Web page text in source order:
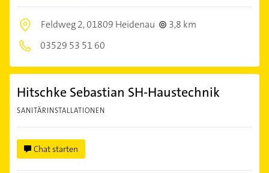
Feldweg 2,01809 Heidenau
3,8 km
03529 53 51 60
Hitschke Sebastian SH-Haustechnik
SANITÄRINSTALLATIONEN
Chat starten